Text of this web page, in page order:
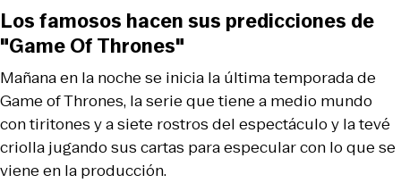
Mañana en la noche se inicia la última temporada de
Game of Thrones, la serie que tiene a medio mundo
con tiritones y a siete rostros del espectáculo y la tevé
criolla jugando sus cartas para especular con lo que se
viene en la producción.
Los famosos hacen sus predicciones de
"Game Of Thrones"